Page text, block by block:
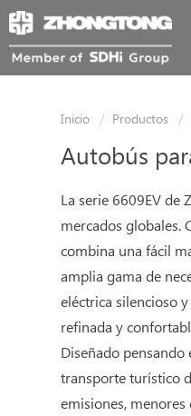
Inicio Productos
Autobús
La serie 6609EV de
mercados globales.
combina una fácil
amplia gama de
eléctrica silencioso
refinada y
Diseñado
transporte turístico
emisiones,